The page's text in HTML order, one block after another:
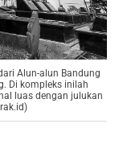
Alun-alun Bandung
Di kompleks inilah
luas dengan julukan